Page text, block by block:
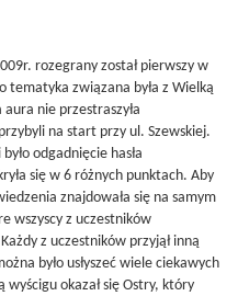
rozegrany został pierwszy w
tematyka związana była z Wielką
nie przestraszyła
na start przy ul. Szewskiej.
odgadnięcie hasła
się w 6 różnych punktach. Aby
znajdowała się na samym
wszyscy z uczestników
z uczestników przyjął inną
było usłyszeć wiele ciekawych
okazał się Ostry, który